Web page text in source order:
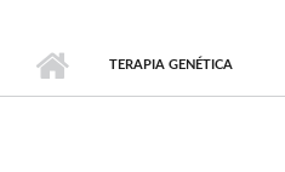
TERAPIA GENÉTICA